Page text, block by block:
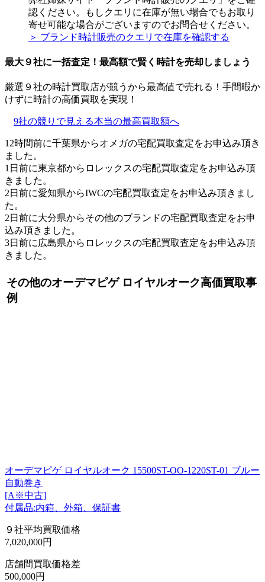
認ください。もしクエリに在庫が無い場合でもお取り
寄せ可能な場合がございますのでお問合せください。
＞ ブランド時計販売のクエリで在庫を確認する
最大９社に一括査定！ 最高額で賢く時計を売却しましょう
厳選９社の時計買取店が競うから最高値で売れる！手間暇か
けずに時計の高価買取を実現！
9社の競りで見える本当の最高買取額へ
12時間前に千葉県からオメガの宅配買取査定をお申込み頂き
ました。
1日前に東京都からロレックスの宅配買取査定をお申込み頂
きました。
2日前に愛知県からIWCの宅配買取査定をお申込み頂きまし
た。
2日前に大分県からその他のブランドの宅配買取査定をお申
込み頂きました。
3日前に広島県からロレックスの宅配買取査定をお申込み頂
きました。
その他のオーデマピゲ ロイヤルオーク高価買取事
例
オーデマピゲ ロイヤルオーク 15500ST-OO-1220ST-01 ブルー
自動巻き
[A※中古]
付属品:内箱、外箱、保証書
９社平均買取価格
7,020,000円
店舗間買取価格差
500,000円